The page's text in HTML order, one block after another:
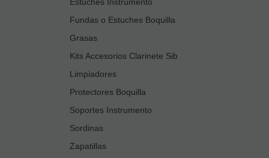
Fundas o Estuches Boquilla
Grasas
Kits Accesorios Clarinete Sib
Limpiadores
Protectores Boquilla
Soportes Instrumento
Sordinas
Zapatillas